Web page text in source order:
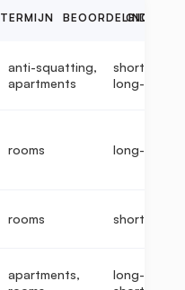
TERMIJN BEOORDELINGEN
GIDS
anti-squatting,
apartments
short-term,
long-term
rooms long-term
rooms short-term
apartments,
long-term,